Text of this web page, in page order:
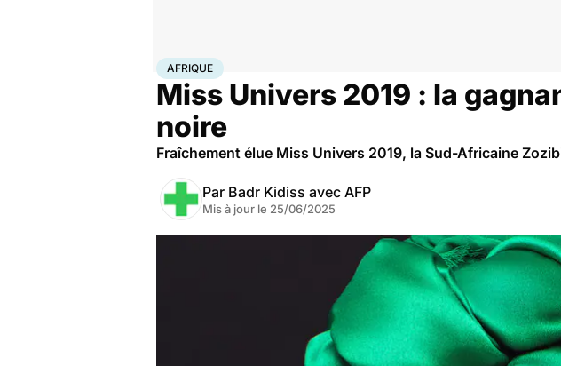
AccueilSantéSociété
AFRIQUE
Miss Univers 2019 : la
noire
Fraîchement élue Miss Univers 2019, la Sud-Africaine
Par Badr Kidiss avec AFP
Mis à jour le 25/06/2025